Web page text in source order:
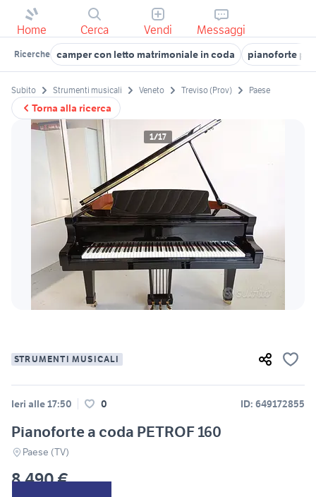
Home Cerca Vendi Messaggi
Ricerche camper con letto matrimoniale in coda pianoforte
Torna alla ricerca
Subito Strumenti musicali Veneto Treviso (Prov) Paese
1/17
STRUMENTI MUSICALI
Ieri alle 17:50 0 ID: 649172855
Pianoforte a coda PETROF 160
Paese (TV)
8.490 €